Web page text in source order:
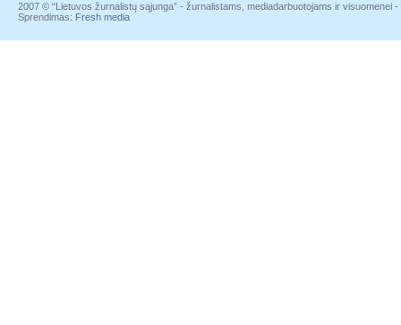
2007 © “Lietuvos žurnalistų sąjunga” - žurnalistams, mediadarbuotojams ir visuomenei
Sprendimas: Fresh media